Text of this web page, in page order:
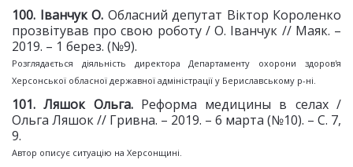
100. Іванчук О. Обласний депутат Віктор Короленко
прозвітував про свою роботу / О. Іванчук // Маяк. –
2019. – 1 берез. (№9).
Розглядається діяльність директора Департаменту охорони здоров'я
Херсонської обласної державної адміністрації у Бериславському р-ні.
101. Ляшок Ольга. Реформа медицины в селах /
Ольга Ляшок // Гривна. – 2019. – 6 марта (№10). – С. 7,
9.
Автор описує ситуацію на Херсонщині.